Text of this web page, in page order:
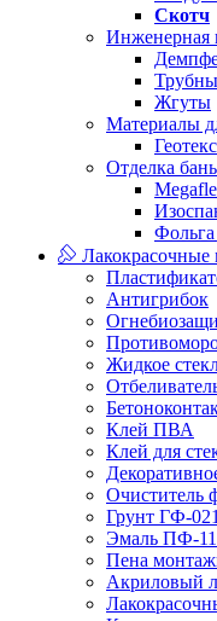
Скотч
Инженерная
Жгуты
Материалы
Отделка
Фольга
Лакокрасочные
Антигрибок
Жидкое
Клей ПВА
Клей для
Очиститель
Грунт ГФ-021
Эмаль ПФ-
Пена
Акриловый